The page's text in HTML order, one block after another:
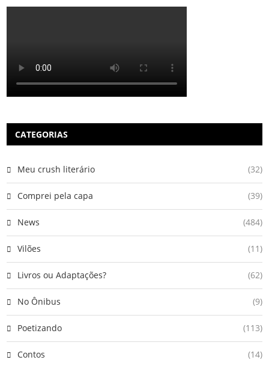
CATEGORIAS
Meu crush literário (32)
Comprei pela capa (39)
News (484)
Vilões (11)
Livros ou Adaptações? (62)
No Ônibus (9)
Poetizando (113)
Contos (14)